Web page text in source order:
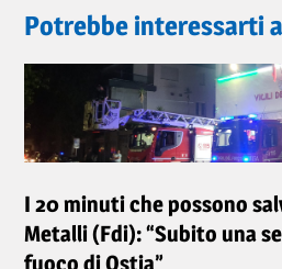
Potrebbe interessarti
I 20 minuti che possono
Metalli (Fdi): “Subito una
fuoco di Ostia”